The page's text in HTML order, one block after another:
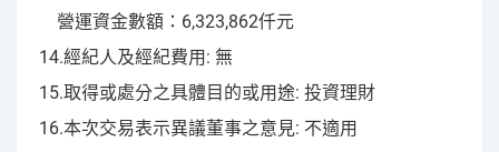
營運資金數額：6,323,862仟元
14.經紀人及經紀費用: 無
15.取得或處分之具體目的或用途: 投資理財
16.本次交易表示異議董事之意見: 不適用